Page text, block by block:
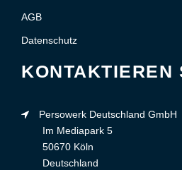
AGB
Datenschutz
KONTAKTIEREN
Persowerk Deutschland GmbH
Im Mediapark 5
50670 Köln
Deutschland